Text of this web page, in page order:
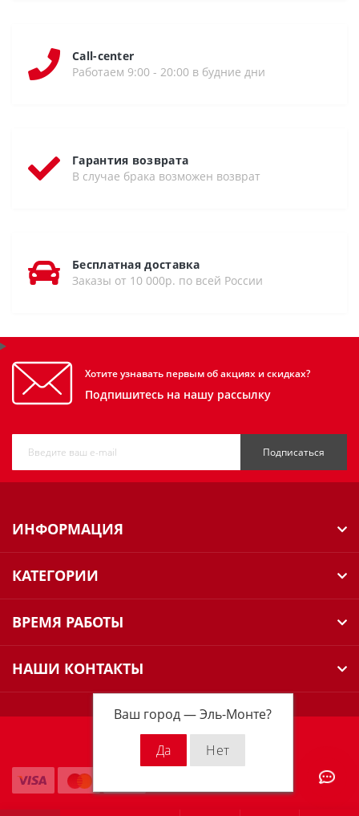
Ваш город —Эль-Монте?
Call-center
Работаем 9:00 - 20:00 в будние дни
Гарантия возврата
В случае брака возможен возврат
Бесплатная доставка
Заказы от 10 000р. по всей России
Хотите узнавать первым об акциях и скидках?
Подпишитесь на нашу рассылку
Подписаться
ИНФОРМАЦИЯ
КАТЕГОРИИ
ВРЕМЯ РАБОТЫ
НАШИ КОНТАКТЫ
Milwaukee Russia © 2026